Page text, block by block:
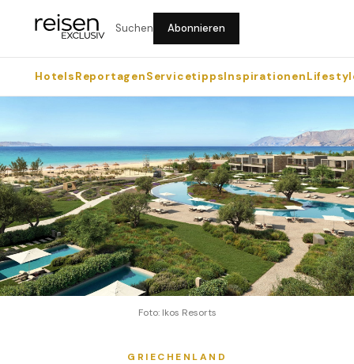
Suchen Abonnieren
HotelsReportagenServicetippsInspirationen
Foto: Ikos Resorts
GRIECHENLAND